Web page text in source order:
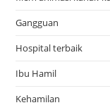
Gangguan
Hospital terbaik
Ibu Hamil
Kehamilan